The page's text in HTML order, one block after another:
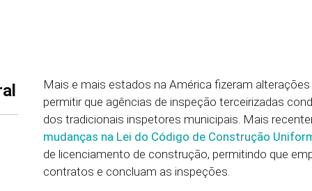
Mais e mais estados na América fizeram
permitir que agências de inspeção terceirizadas
dos tradicionais inspetores municipais. Mais
mudanças na Lei do Código de Construção
de licenciamento de construção, permitindo que
contratos e concluam as inspeções.